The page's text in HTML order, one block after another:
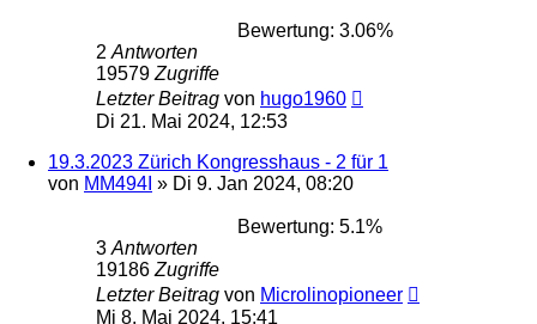
Bewertung: 3.06%
2 Antworten
19579 Zugriffe
Letzter Beitrag von hugo1960
Di 21. Mai 2024, 12:53
19.3.2023 Zürich Kongresshaus - 2 für 1
von MM494I » Di 9. Jan 2024, 08:20
Bewertung: 5.1%
3 Antworten
19186 Zugriffe
Letzter Beitrag von Microlinopioneer
Mi 8. Mai 2024, 15:41